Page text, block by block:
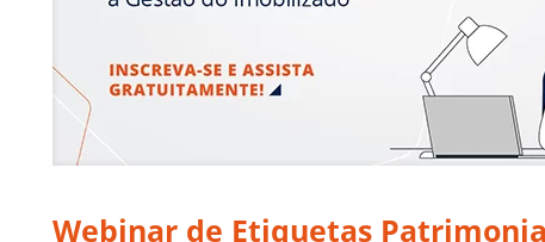
Webinar de Etiquetas